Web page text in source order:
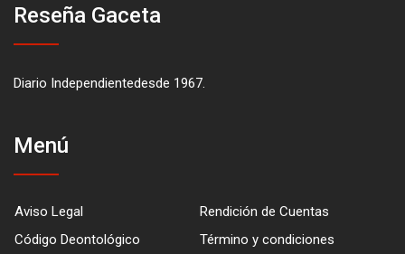
Reseña Gaceta
Diario Independientedesde 1967.
Menú
Aviso Legal
Rendición de Cuentas
Código Deontológico
Término y condiciones